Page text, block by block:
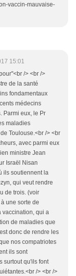
vaccin-mauvaise-
15:01
/> <br />
de la santé
fondamentaux
médecins
Parmi eux, le Pr
maladies
Toulouse.<br /> <br
avec parmi eux
ministre Jean
Israël Nisan
ils soutiennent la
qui veut rendre
de trois. (voir
une sorte de
vaccination, qui a
de maladies que
donc de rendre les
nos compatriotes
ils sont
surtout qu'ils font
/> <br />